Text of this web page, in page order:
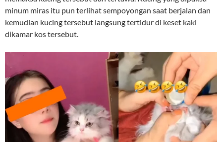
minum miras itu pun terlihat sempoyongan saat berjalan dan
kemudian kucing tersebut langsung tertidur di keset kaki
dikamar kos tersebut.